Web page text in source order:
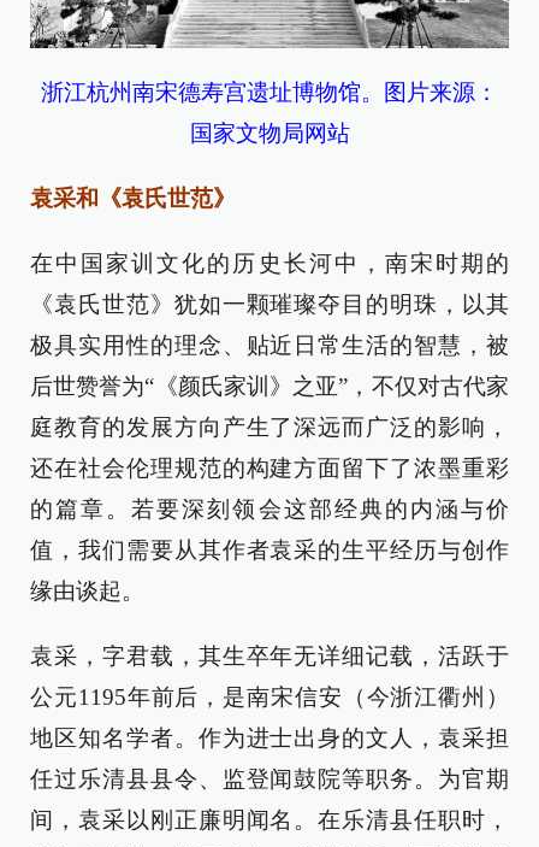
浙江杭州南宋德寿宫遗址博物馆。图片来源：
国家文物局网站
袁采和《袁氏世范》
在中国家训文化的历史长河中，南宋时期的
《袁氏世范》犹如一颗璀璨夺目的明珠，以其
极具实用性的理念、贴近日常生活的智慧，被
后世赞誉为“《颜氏家训》之亚”，不仅对古代家
庭教育的发展方向产生了深远而广泛的影响，
还在社会伦理规范的构建方面留下了浓墨重彩
的篇章。若要深刻领会这部经典的内涵与价
值，我们需要从其作者袁采的生平经历与创作
缘由谈起。
袁采，字君载，其生卒年无详细记载，活跃于
公元1195年前后，是南宋信安（今浙江衢州）
地区知名学者。作为进士出身的文人，袁采担
任过乐清县县令、监登闻鼓院等职务。为官期
间，袁采以刚正廉明闻名。在乐清县任职时，